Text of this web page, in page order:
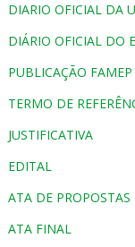
DIARIO OFICIAL DA
DIÁRIO OFICIAL DO
PUBLICAÇÃO FAMEP
TERMO DE
JUSTIFICATIVA
EDITAL
ATA DE PROPOSTAS
ATA FINAL